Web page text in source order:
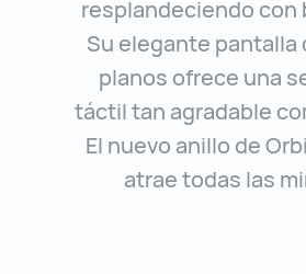
resplandeciendo con
Su elegante pantalla
planos ofrece una
táctil tan agradable
El nuevo anillo de
atrae todas las